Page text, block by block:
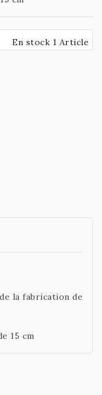
En stock 1 Article
la fabrication de
15 cm